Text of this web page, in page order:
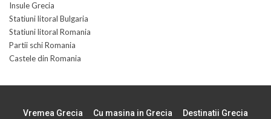
Insule Grecia
Statiuni litoral Bulgaria
Statiuni litoral Romania
Partii schi Romania
Castele din Romania
Vremea Grecia Cu masina in Grecia
Destinatii Grecia